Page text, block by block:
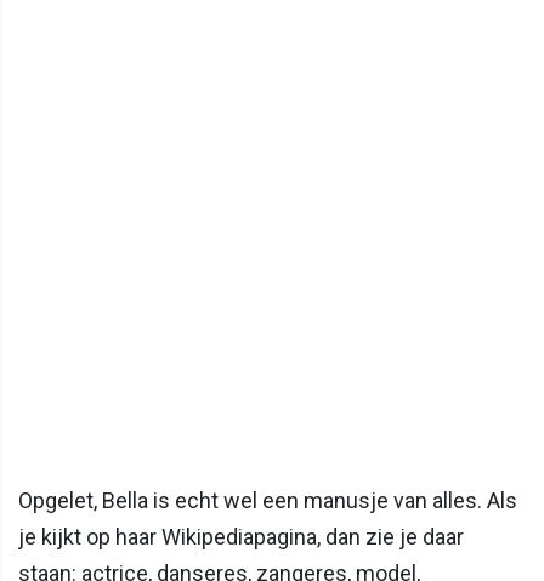
Opgelet, Bella is echt wel een manusje van alles. Als
je kijkt op haar Wikipediapagina, dan zie je daar
staan: actrice, danseres, zangeres, model,